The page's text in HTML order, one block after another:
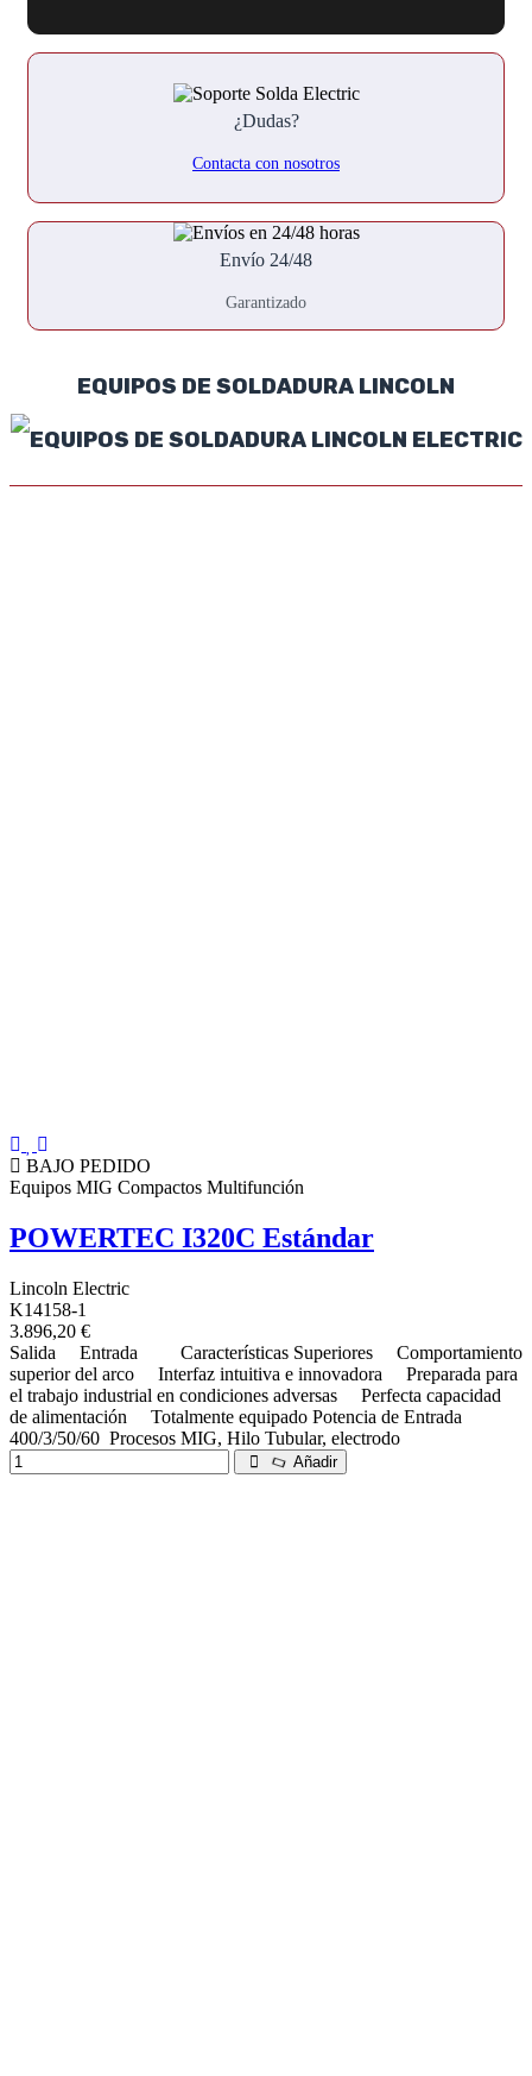
¿Dudas?
Contacta con nosotros
Envío 24/48
Garantizado
EQUIPOS DE SOLDADURA LINCOLN
BAJO PEDIDO
Equipos MIG Compactos Multifunción
POWERTEC I320C Estándar
Lincoln Electric
K14158-1
3.896,20 €
Salida Entrada Características Superiores Comportamiento
superior del arco Interfaz intuitiva e innovadora Preparada para
el trabajo industrial en condiciones adversas Perfecta capacidad
de alimentación Totalmente equipado Potencia de Entrada
400/3/50/60 Procesos MIG, Hilo Tubular, electrodo
Añadir